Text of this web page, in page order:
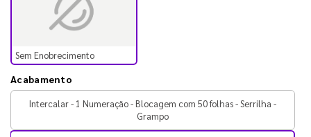
Sem Enobrecimento
Acabamento
Intercalar - 1 Numeração - Blocagem com 50 folhas - Serrilha -
Grampo